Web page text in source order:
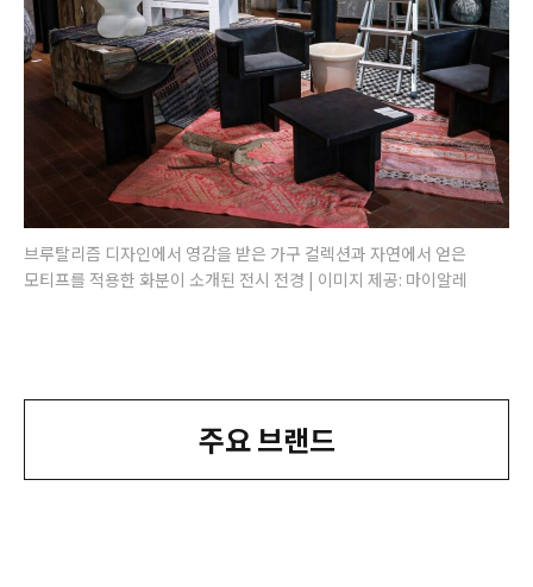
브루탈리즘 디자인에서 영감을 받은 가구 컬렉션과 자연에서 얻은
모티프를 적용한 화분이 소개된 전시 전경 | 이미지 제공: 마이알레
주요 브랜드